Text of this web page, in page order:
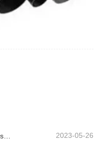
El rendimiento de la tubería de acero sin costura de aleación es mucho mayor que el de la tubería de acero sin costura 2023-05-26